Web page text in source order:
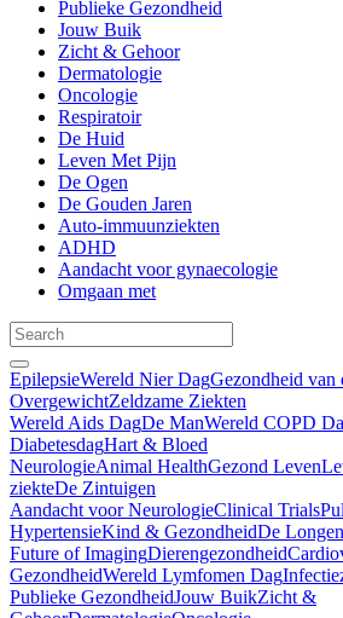
Publieke Gezondheid
Jouw Buik
Zicht & Gehoor
Dermatologie
Oncologie
Respiratoir
De Huid
Leven Met Pijn
De Ogen
De Gouden Jaren
Auto-immuunziekten
ADHD
Aandacht voor gynaecologie
Omgaan met
EpilepsieWereld Nier DagGezondheid van
OvergewichtZeldzame Ziekten
Wereld Aids DagDe ManWereld COPD
DiabetesdagHart & Bloed
NeurologieAnimal HealthGezond Leven
ziekteDe Zintuigen
Aandacht voor NeurologieClinical Trials
HypertensieKind & GezondheidDe Longen
Future of ImagingDierengezondheid
GezondheidWereld Lymfomen Dag
Publieke GezondheidJouw BuikZicht &